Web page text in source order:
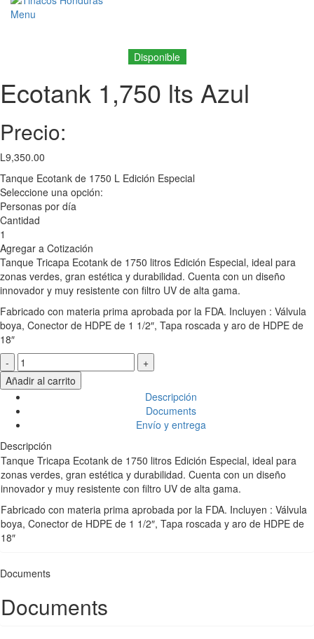
Menu
Disponible
Ecotank 1,750 lts Azul
Precio:
L9,350.00
Tanque Ecotank de 1750 L Edición Especial
Seleccione una opción:
Personas por día
Cantidad
1
Agregar a Cotización
Tanque Tricapa Ecotank de 1750 litros Edición Especial, ideal para
zonas verdes, gran estética y durabilidad. Cuenta con un diseño
innovador y muy resistente con filtro UV de alta gama.
Fabricado con materia prima aprobada por la FDA. Incluyen : Válvula
boya, Conector de HDPE de 1 1/2″, Tapa roscada y aro de HDPE de
18″
Ecotank
1,750
lts
Azul
cantidad
Añadir al carrito
Descripción
Documents
Envío y entrega
Descripción
Tanque Tricapa Ecotank de 1750 litros Edición Especial, ideal para
zonas verdes, gran estética y durabilidad. Cuenta con un diseño
innovador y muy resistente con filtro UV de alta gama.
Fabricado con materia prima aprobada por la FDA. Incluyen : Válvula
boya, Conector de HDPE de 1 1/2″, Tapa roscada y aro de HDPE de
18″
Documents
Documents